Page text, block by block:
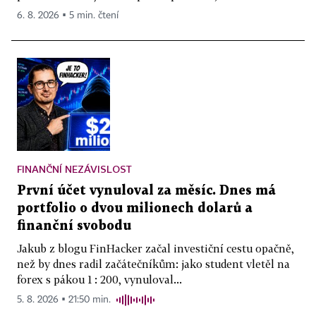
6. 8. 2026 ▪ 5 min. čtení
FINANČNÍ NEZÁVISLOST
První účet vynuloval za měsíc. Dnes má
portfolio o dvou milionech dolarů a
finanční svobodu
Jakub z blogu FinHacker začal investiční cestu opačně,
než by dnes radil začátečníkům: jako student vletěl na
forex s pákou 1 : 200, vynuloval...
5. 8. 2026 ▪ 21:50 min.